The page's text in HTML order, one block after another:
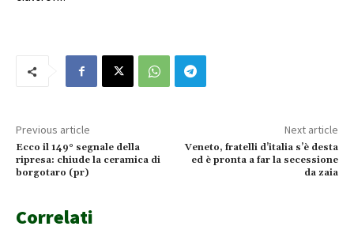
Previous article
Ecco il 149° segnale della
ripresa: chiude la ceramica di
borgotaro (pr)
Next article
Veneto, fratelli d’italia s’è desta
ed è pronta a far la secessione
da zaia
Correlati